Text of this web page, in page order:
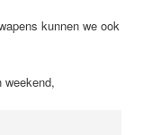
kunnen we ook
weekend,